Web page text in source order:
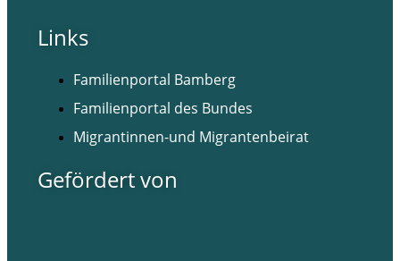
Links
Familienportal Bamberg
Familienportal des Bundes
Migrantinnen-und Migrantenbeirat
Gefördert von